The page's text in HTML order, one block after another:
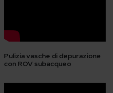
Pulizia vasche di depurazione
con ROV subacqueo